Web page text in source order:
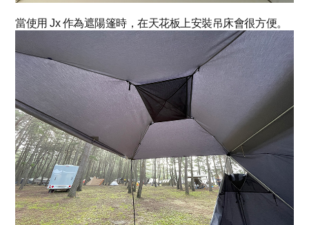
當使用 Jx 作為遮陽篷時，在天花板上安裝吊床會很方便。